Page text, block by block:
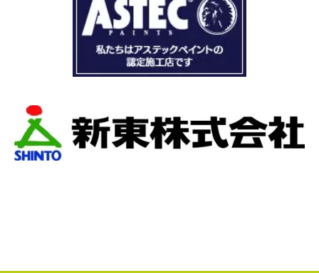
瓦の劣化がだいぶ進んでいて所々でヒビや1箇所
穴が空いているのもわりました。
本当は屋根全部を変えたいところでしたが、こ
の先10数年で住み替え予定なので瓦の差し替え
をお願いしました。
作業です。
当初夕方４時頃終了予定が、家にあった予備の
瓦まで使って瓦を差し替えてもらったので薄暗
くなるまで頑張っていただき頭の下がる思いで